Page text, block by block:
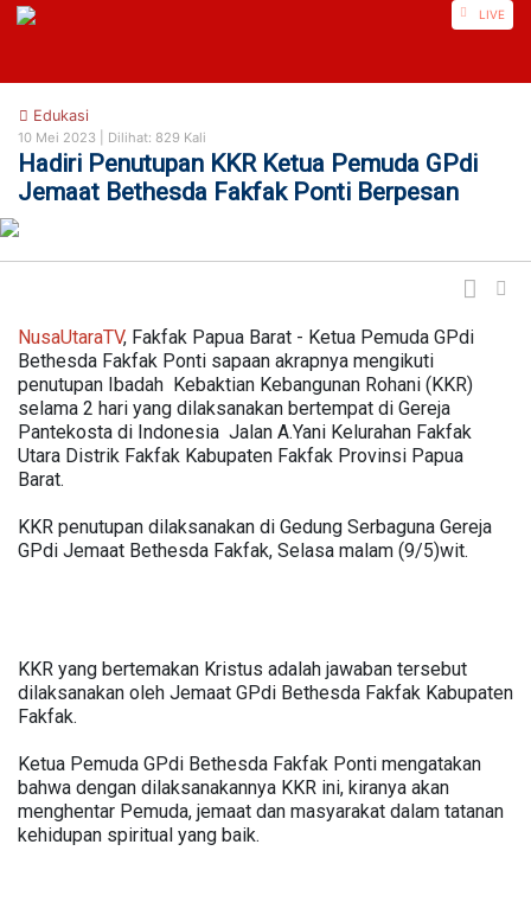
https://nusautaratv.com/ LIVE
Edukasi
10 Mei 2023 | Dilihat: 829 Kali
Hadiri Penutupan KKR Ketua Pemuda GPdi
Jemaat Bethesda Fakfak Ponti Berpesan
NusaUtaraTV, Fakfak Papua Barat - Ketua Pemuda GPdi
Bethesda Fakfak Ponti sapaan akrapnya mengikuti
penutupan Ibadah Kebaktian Kebangunan Rohani (KKR)
selama 2 hari yang dilaksanakan bertempat di Gereja
Pantekosta di Indonesia Jalan A.Yani Kelurahan Fakfak
Utara Distrik Fakfak Kabupaten Fakfak Provinsi Papua
Barat.
KKR penutupan dilaksanakan di Gedung Serbaguna Gereja
GPdi Jemaat Bethesda Fakfak, Selasa malam (9/5)wit.
KKR yang bertemakan Kristus adalah jawaban tersebut
dilaksanakan oleh Jemaat GPdi Bethesda Fakfak Kabupaten
Fakfak.
Ketua Pemuda GPdi Bethesda Fakfak Ponti mengatakan
bahwa dengan dilaksanakannya KKR ini, kiranya akan
menghentar Pemuda, jemaat dan masyarakat dalam tatanan
kehidupan spiritual yang baik.